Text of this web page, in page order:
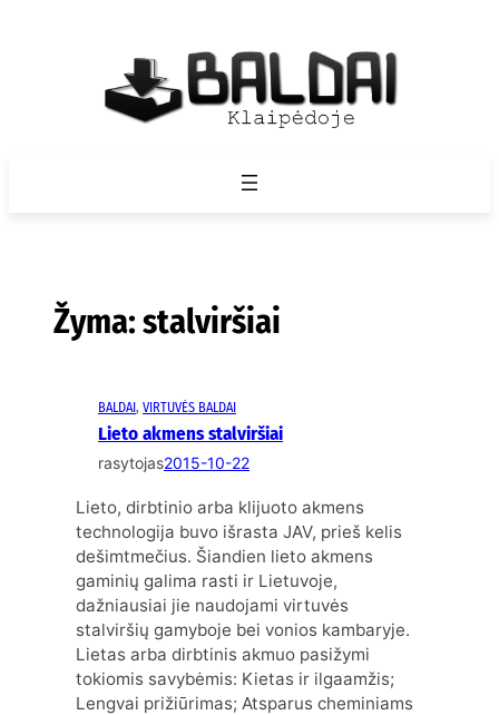
Žyma:stalviršiai
BALDAI, VIRTUVĖS BALDAI
Lieto akmens stalviršiai
rasytojas2015-10-22
Lieto, dirbtinio arba klijuoto akmens
technologija buvo išrasta JAV, prieš kelis
dešimtmečius. Šiandien lieto akmens
gaminių galima rasti ir Lietuvoje,
dažniausiai jie naudojami virtuvės
stalviršių gamyboje bei vonios kambaryje.
Lietas arba dirbtinis akmuo pasižymi
tokiomis savybėmis: Kietas ir ilgaamžis;
Lengvai prižiūrimas; Atsparus cheminiams